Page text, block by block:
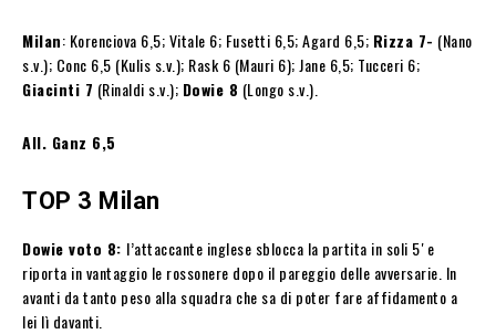
Milan: Korenciova 6,5; Vitale 6; Fusetti 6,5; Agard 6,5; Rizza 7- (Nano
s.v.); Conc 6,5 (Kulis s.v.); Rask 6 (Mauri 6); Jane 6,5; Tucceri 6;
Giacinti 7 (Rinaldi s.v.); Dowie 8 (Longo s.v.).
All. Ganz 6,5
TOP 3 Milan
Dowie voto 8: l’attaccante inglese sblocca la partita in soli 5′ e
riporta in vantaggio le rossonere dopo il pareggio delle avversarie. In
avanti da tanto peso alla squadra che sa di poter fare affidamento a
lei lì davanti.